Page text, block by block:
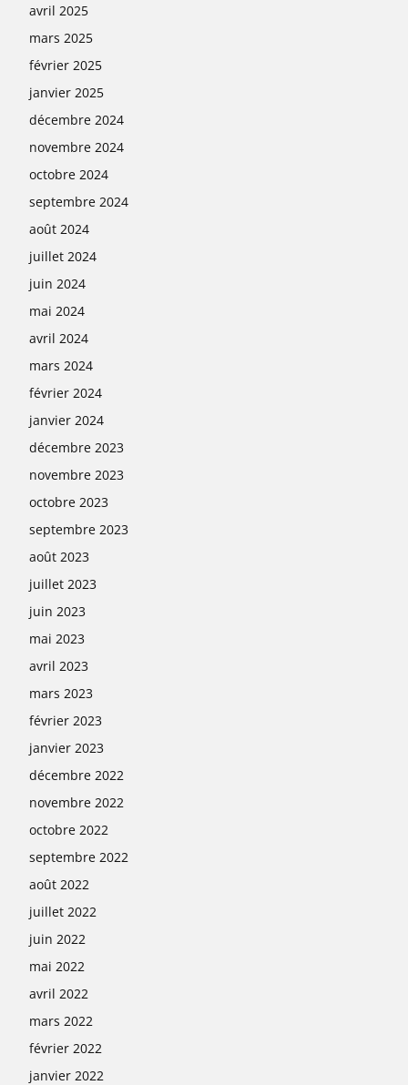
avril 2025
mars 2025
février 2025
janvier 2025
décembre 2024
novembre 2024
octobre 2024
septembre 2024
août 2024
juillet 2024
juin 2024
mai 2024
avril 2024
mars 2024
février 2024
janvier 2024
décembre 2023
novembre 2023
octobre 2023
septembre 2023
août 2023
juillet 2023
juin 2023
mai 2023
avril 2023
mars 2023
février 2023
janvier 2023
décembre 2022
novembre 2022
octobre 2022
septembre 2022
août 2022
juillet 2022
juin 2022
mai 2022
avril 2022
mars 2022
février 2022
janvier 2022